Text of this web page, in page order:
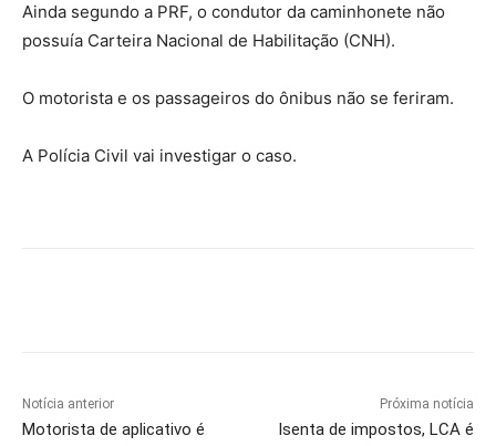
Ainda segundo a PRF, o condutor da caminhonete não
possuía Carteira Nacional de Habilitação (CNH).
O motorista e os passageiros do ônibus não se feriram.
A Polícia Civil vai investigar o caso.
Notícia anterior
Motorista de aplicativo é
Próxima notícia
Isenta de impostos, LCA é